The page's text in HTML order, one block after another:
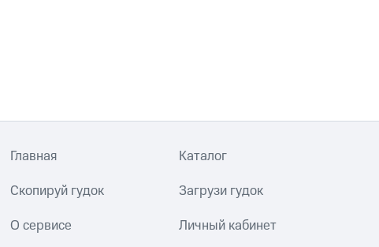
Главная Каталог
Скопируй гудок Загрузи гудок
О сервисе Личный кабинет